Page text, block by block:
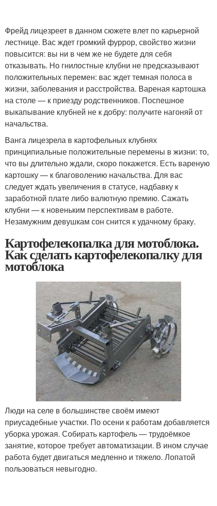
Фрейд лицезреет в данном сюжете влет по карьерной
лестнице. Вас ждет громкий фуррор, свойство жизни
повысится: вы ни в чем же не будете для себя
отказывать. Но гнилостные клубни не предсказывают
положительных перемен: вас ждет темная полоса в
жизни, заболевания и расстройства. Вареная картошка
на столе — к приезду родственников. Поспешное
выкапывание клубней не к добру: получите нагоняй от
начальства.
Ванга лицезрела в картофельных клубнях
принципиальные положительные перемены в жизни: то,
что вы длительно ждали, скоро покажется. Есть вареную
картошку — к благоволению начальства. Для вас
следует ждать увеличения в статусе, надбавку к
заработной плате либо валютную премию. Сажать
клубни — к новеньким перспективам в работе.
Незамужним девушкам сон снится к удачному браку.
Картофелекопалка для мотоблока.
Как сделать картофелекопалку для
мотоблока
Люди на селе в большинстве своём имеют
приусадебные участки. По осени к работам добавляется
уборка урожая. Собирать картофель — трудоёмкое
занятие, которое требует автоматизации. В ином случае
работа будет двигаться медленно и тяжело. Лопатой
пользоваться невыгодно.